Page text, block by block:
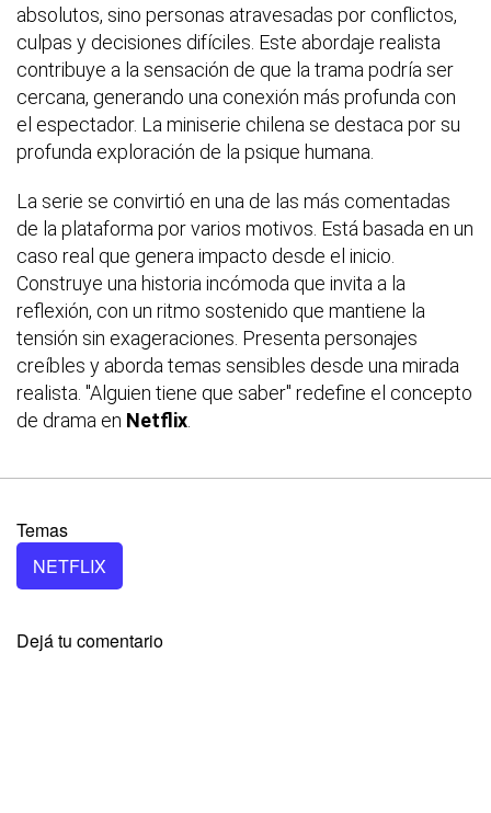
absolutos, sino personas atravesadas por conflictos,
culpas y decisiones difíciles. Este abordaje realista
contribuye a la sensación de que la trama podría ser
cercana, generando una conexión más profunda con
el espectador. La miniserie chilena se destaca por su
profunda exploración de la psique humana.
La serie se convirtió en una de las más comentadas
de la plataforma por varios motivos. Está basada en un
caso real que genera impacto desde el inicio.
Construye una historia incómoda que invita a la
reflexión, con un ritmo sostenido que mantiene la
tensión sin exageraciones. Presenta personajes
creíbles y aborda temas sensibles desde una mirada
realista. "Alguien tiene que saber" redefine el concepto
de drama en Netflix.
Temas
NETFLIX
Dejá tu comentario